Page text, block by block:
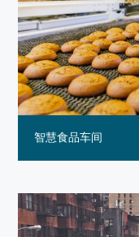
智慧食品车间